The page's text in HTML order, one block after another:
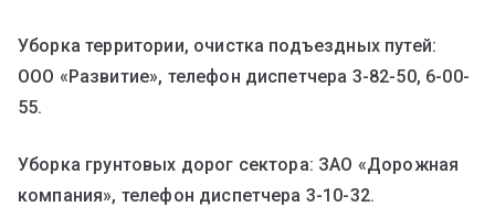
Уборка территории, очистка подъездных путей:
ООО «Развитие», телефон диспетчера 3-82-50, 6-00-
55.
Уборка грунтовых дорог сектора: ЗАО «Дорожная
компания», телефон диспетчера 3-10-32.